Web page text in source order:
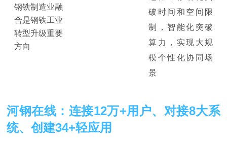
钢铁制造业融
合是钢铁工业
转型升级重要
方向
破时间和空间限
制，智能化突破
算力，实现大规
模个性化协同场
景
河钢在线：连接12万+用户、对接8大系
统、创建34+轻应用